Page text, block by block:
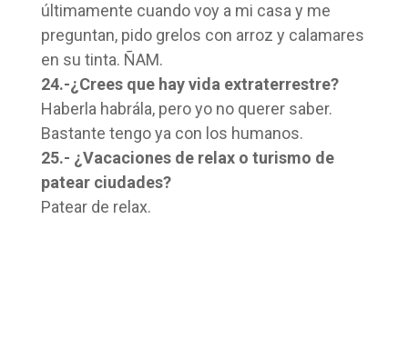
últimamente cuando voy a mi casa y me
preguntan, pido grelos con arroz y calamares
en su tinta. ÑAM.
24.-¿Crees que hay vida extraterrestre?
Haberla habrála, pero yo no querer saber.
Bastante tengo ya con los humanos.
25.- ¿Vacaciones de relax o turismo de
patear ciudades?
Patear de relax.